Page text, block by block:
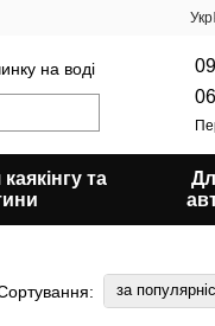
Укр
на воді
та
за